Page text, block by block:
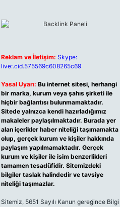
Reklam ve İletişim: Skype:
live:.cid.575569c608265c69
Yasal Uyarı: Bu internet sitesi, herhangi
bir marka, kurum veya şahıs şirketi ile
hiçbir bağlantısı bulunmamaktadır.
Sitede yalnızca kendi hazırladığımız
makaleler paylaşılmaktadır. Burada yer
alan içerikler haber niteliği taşımamakta
olup, gerçek kurum ve kişiler hakkında
paylaşım yapılmamaktadır. Gerçek
kurum ve kişiler ile isim benzerlikleri
tamamen tesadüfidir. Sitemizdeki
bilgiler taslak halindedir ve tavsiye
niteliği taşımazlar.
Sitemiz, 5651 Sayılı Kanun gereğince Bilgi